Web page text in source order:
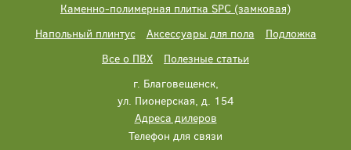
Каменно-полимерная плитка SPC (замковая)
Напольный плинтус
Аксессуары для пола
Подложка
Все о ПВХ
Полезные статьи
г. Благовещенск,
ул. Пионерская, д. 154
Адреса дилеров
Телефон для связи